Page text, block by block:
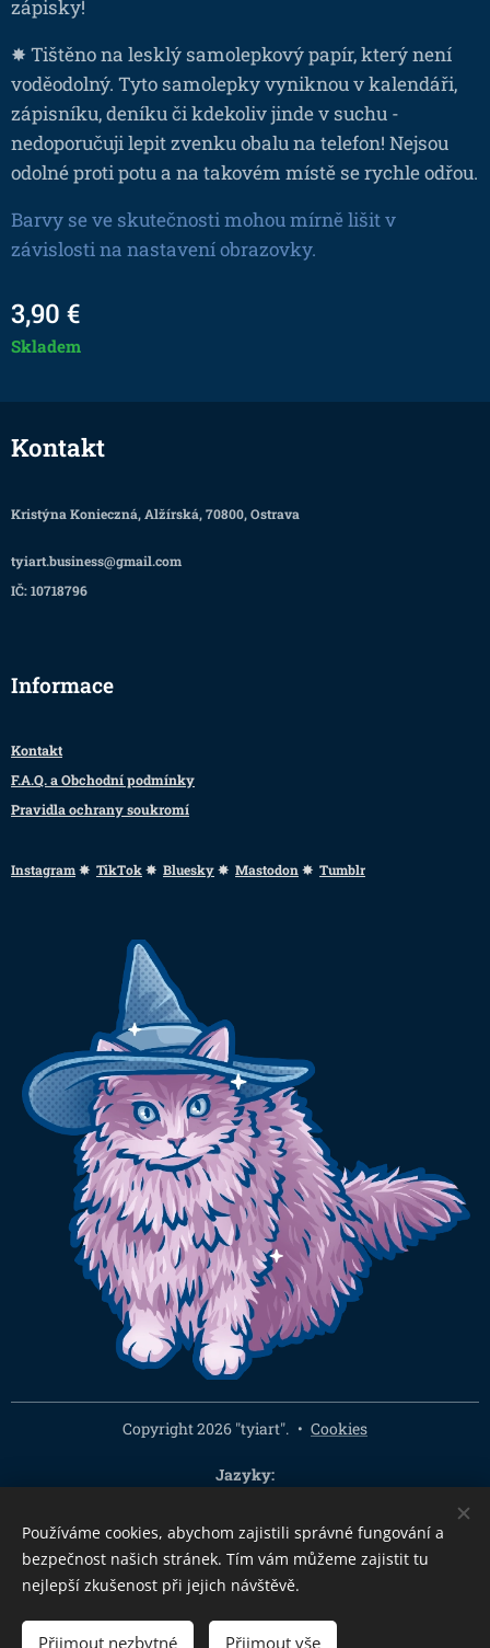
zápisky!
✸ Tištěno na lesklý samolepkový papír, který není
voděodolný. Tyto samolepky vyniknou v kalendáři,
zápisníku, deníku či kdekoliv jinde v suchu -
nedoporučuji lepit zvenku obalu na telefon! Nejsou
odolné proti potu a na takovém místě se rychle odřou.
Barvy se ve skutečnosti mohou mírně lišit v
závislosti na nastavení obrazovky.
3,90 €
Skladem
Kontakt
Kristýna Konieczná, Alžírská, 70800, Ostrava
tyiart.business@gmail.com
IČ: 10718796
Informace
Kontakt
F.A.Q. a Obchodní podmínky
Pravidla ochrany soukromí
Instagram✸ TikTok✸ Bluesky✸ Mastodon ✸ Tumblr
Copyright 2026 "tyiart". Cookies
Jazyky
Měna
CZK Kč
EUR € PLN zł CHF USD $ HUF Ft
Používáme cookies, abychom zajistili správné fungování a
bezpečnost našich stránek. Tím vám můžeme zajistit tu
nejlepší zkušenost při jejich návštěvě.
Přijmout nezbytné Přijmout vše